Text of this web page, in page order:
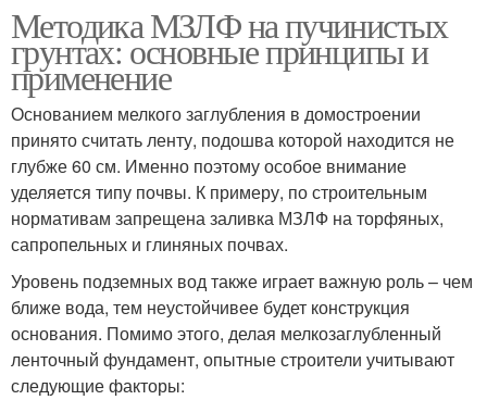
Методика МЗЛФ на пучинистых
грунтах: основные принципы и
применение
Основанием мелкого заглубления в домостроении
принято считать ленту, подошва которой находится не
глубже 60 см. Именно поэтому особое внимание
уделяется типу почвы. К примеру, по строительным
нормативам запрещена заливка МЗЛФ на торфяных,
сапропельных и глиняных почвах.
Уровень подземных вод также играет важную роль – чем
ближе вода, тем неустойчивее будет конструкция
основания. Помимо этого, делая мелкозаглубленный
ленточный фундамент, опытные строители учитывают
следующие факторы: